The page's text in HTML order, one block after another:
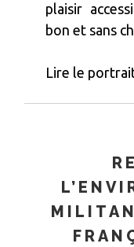
plaisir
bon et sans
Lire le